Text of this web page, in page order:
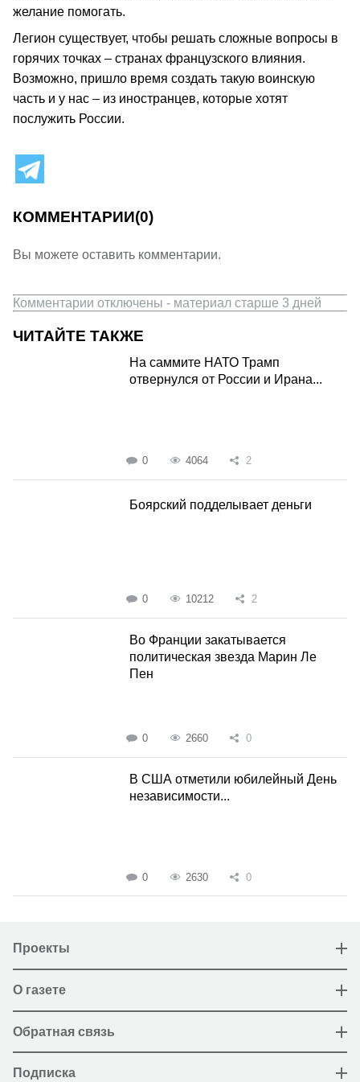
желание помогать.
Легион существует, чтобы решать сложные вопросы в
горячих точках – странах французского влияния.
Возможно, пришло время создать такую воинскую
часть и у нас – из иностранцев, которые хотят
послужить России.
КОММЕНТАРИИ(0)
Вы можете оставить комментарии.
Комментарии отключены - материал старше 3 дней
ЧИТАЙТЕ ТАКЖЕ
На саммите НАТО Трамп
отвернулся от России и Ирана...
0 4064 2
Боярский подделывает деньги
0 10212 2
Во Франции закатывается
политическая звезда Марин Ле
Пен
0 2660 0
В США отметили юбилейный День
независимости...
0 2630 0
Проекты
О газете
Обратная связь
Подписка